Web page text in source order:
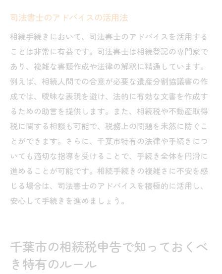
司法書士のアドバイスの活用法
相続手続きにおいて、司法書士のアドバイスを活用する
ことは非常に有益です。司法書士は相続登記の専門家で
あり、複雑な書類作成や法律の解釈に精通しています。
例えば、相続人間での合意が必要な遺産分割協議書の作
成では、曖昧な表現を避け、法的に有効な文書を作成す
るための助言を提供します。また、相続税や不動産取得
税に関する相談も可能で、税務上の問題を未然に防ぐこ
とができます。さらに、千葉市特有の法律や手続きにつ
いても適切な指導を受けることで、手続き全体を円滑に
進めることが可能です。相続手続きの複雑さに不安を感
じる場合は、司法書士のアドバイスを積極的に活用し、
安心して手続きを進めましょう。
千葉市の相続税申告で知っておくべ
き特有のルール